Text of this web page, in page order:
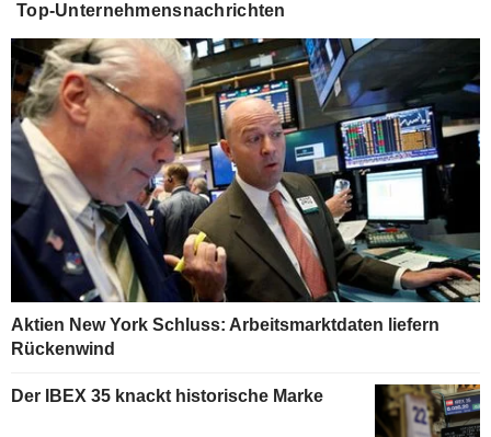
Top-Unternehmensnachrichten
Aktien New York Schluss: Arbeitsmarktdaten liefern
Rückenwind
Der IBEX 35 knackt historische Marke